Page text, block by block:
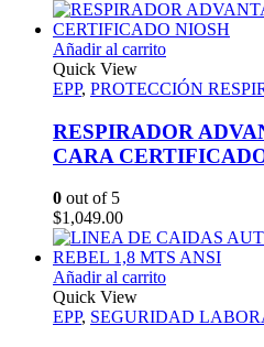
Añadir al carrito
Quick View
EPP, PROTECCIÓN
RESPIRADOR
CARA
0 out of 5
$1,049.00
Añadir al carrito
Quick View
EPP, SEGURIDAD